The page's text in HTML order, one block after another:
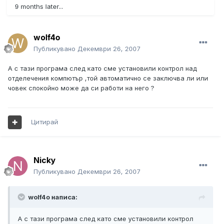
9 months later...
wolf4o
Публикувано Декември 26, 2007
А с тази програма след като сме установили контрол над
отделечения компютър ,той автоматично се заключва ли или
човек спокойно може да си работи на него ?
Цитирай
Nicky
Публикувано Декември 26, 2007
wolf4o написа:
А с тази програма след като сме установили контрол